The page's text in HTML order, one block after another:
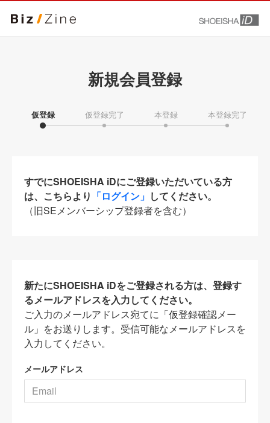
新規会員登録
仮登録 仮登録完了 本登録 本登録完了
すでにSHOEISHA iDにご登録いただいている方
は、こちらより 「ログイン」 してください。
（旧SEメンバーシップ登録者を含む）
新たにSHOEISHA iDをご登録される方は、登録す
るメールアドレスを入力してください。
ご入力のメールアドレス宛てに「仮登録確認メー
ル」をお送りします。受信可能なメールアドレスを
入力してください。
メールアドレス